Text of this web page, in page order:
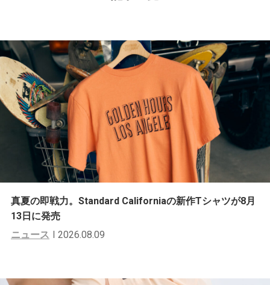
真夏の即戦力。Standard Californiaの新作Tシャツが8月
13日に発売
ニュース
2026.08.09